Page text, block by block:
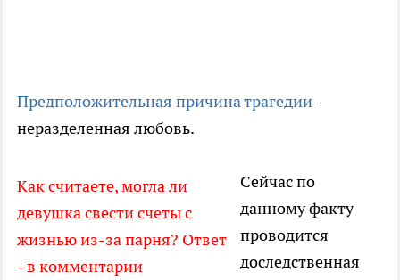
Предположительная причина трагедии-
неразделенная любовь.
Как считаете, могла ли
девушка свести счеты с
жизнью из-за парня? Ответ
- в комментарии
Сейчас по
данному факту
проводится
доследственная